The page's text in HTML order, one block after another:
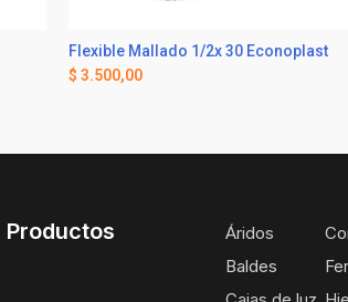
Flexible Mallado 1/2x 30 Econoplast
$ 3.500,00
Productos
Áridos
Baldes